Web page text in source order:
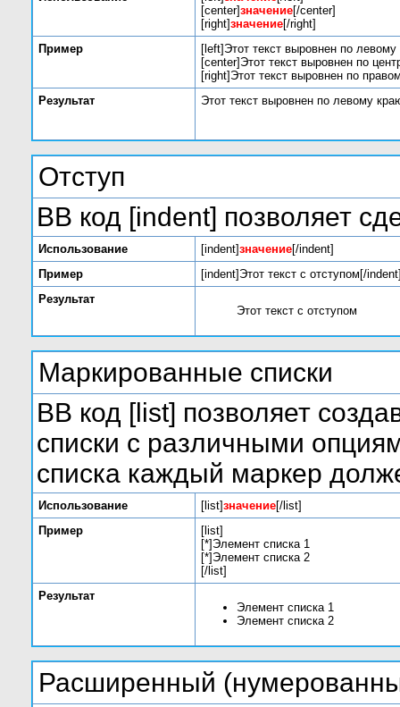
[center]значение[/center]
[right]значение[/right]
Пример
[left]Этот текст выровнен по
[center]Этот текст выровнен по
[right]Этот текст выровнен по
Результат
Этот текст выровнен по левому
Отступ
BB код [indent] позволяет
Использование [indent]значение[/indent]
Пример
[indent]Этот текст с отступом[/
Результат
Этот текст с отступом
Маркированные списки
BB код [list] позволяет
списки с различными
списка каждый маркер
Использование [list]значение[/list]
Пример
[list]
[*]Элемент списка 1
[*]Элемент списка 2
[/list]
Результат
Элемент списка 1
Элемент списка 2
Расширенный